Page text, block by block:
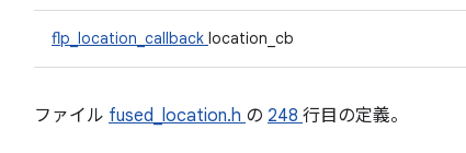
flp_location_callback location_cb
ファイル fused_location.h の 248 行目の定義。